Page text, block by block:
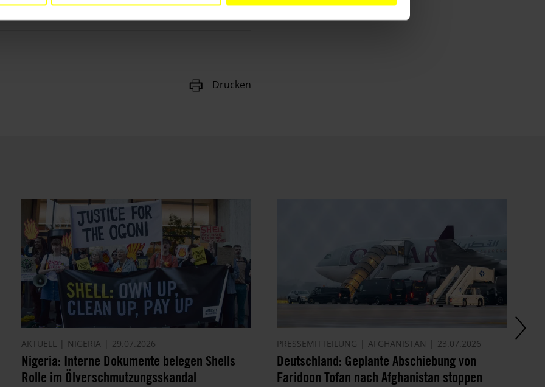
Drucken
AKTUELL NIGERIA 29.07.2026
Nigeria: Interne Dokumente belegen Shells
Rolle im Ölverschmutzungsskandal
PRESSEMITTEILUNG AFGHANISTAN 23.07.2026
Deutschland: Geplante Abschiebung von
Faridoon Tofan nach Afghanistan stoppen